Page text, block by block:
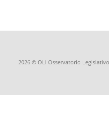
2026 © OLI Osservatorio